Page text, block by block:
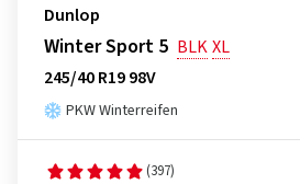
Dunlop
Winter Sport 5 BLKXL
245/40 R19 98V
PKW Winterreifen
(397)